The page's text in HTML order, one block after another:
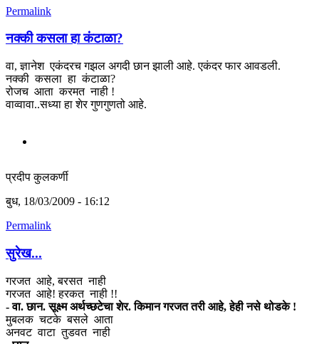
Permalink
नक्की कसला हा कंटाळा?
वा, ज्ञानेश एकंदरच गझल अगदी छान झाली आहे. एकंदर फार आवडली.
नक्की कसला हा कंटाळा?
रोजच आता करमत नाही !
वाव्वावा..सध्या हा शेर गुणगुणतो आहे.
प्रदीप कुलकर्णी
बुध, 18/03/2009 - 16:12
Permalink
सुरेख...
गरजत आहे, बरसत नाही
गरजत आहे! हरकत नाही !!
- वा. छान. सूक्ष्म अर्थच्छटेचा शेर. किमान गरजत तरी आहे, हेही नसे थोडके !
मुबलक चटके बसले आता
अनवट वाटा तुडवत नाही